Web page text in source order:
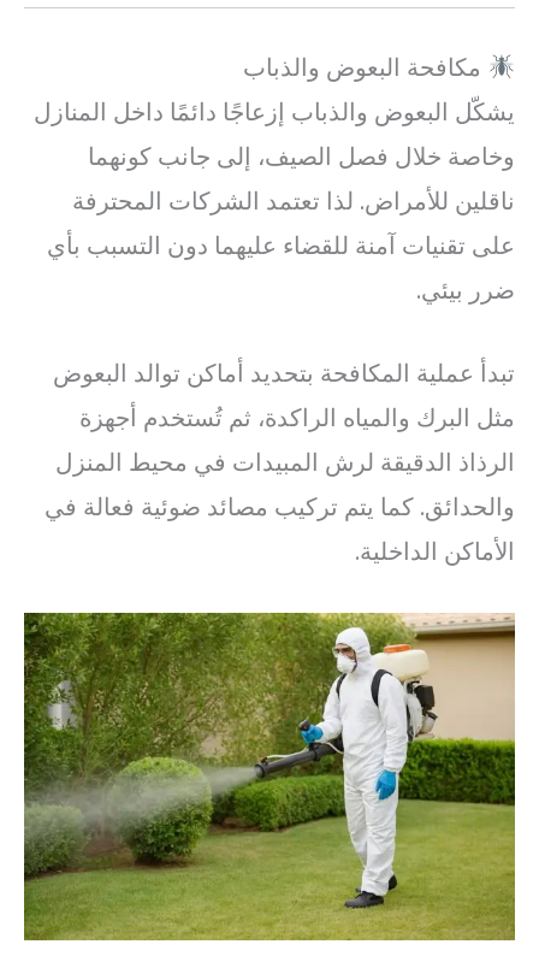
مكافحة البعوض والذباب
يشكّل البعوض والذباب إزعاجًا دائمًا داخل المنازل
وخاصة خلال فصل الصيف، إلى جانب كونهما
ناقلين للأمراض. لذا تعتمد الشركات المحترفة
على تقنيات آمنة للقضاء عليهما دون التسبب بأي
ضرر بيئي.
تبدأ عملية المكافحة بتحديد أماكن توالد البعوض
مثل البرك والمياه الراكدة، ثم تُستخدم أجهزة
الرذاذ الدقيقة لرش المبيدات في محيط المنزل
والحدائق. كما يتم تركيب مصائد ضوئية فعالة في
الأماكن الداخلية.